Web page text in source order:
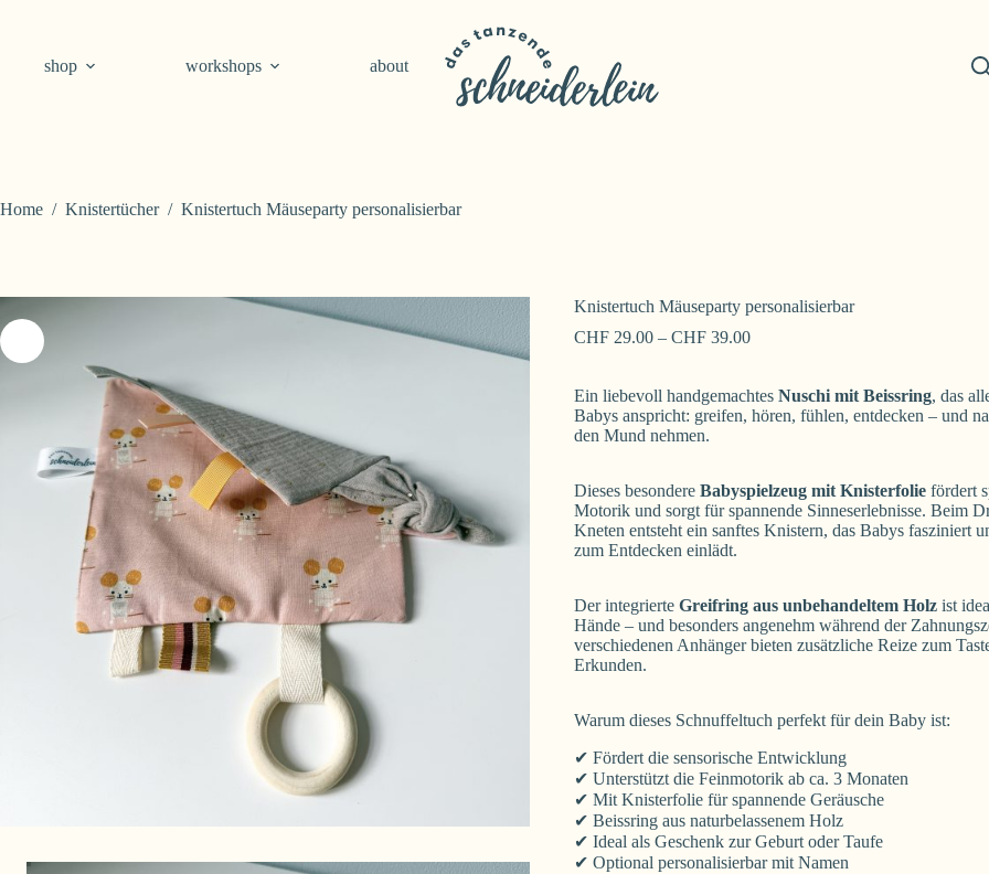
shop workshops about
Home / Knistertücher / Knistertuch Mäuseparty personalisierbar
Knistertuch Mäuseparty personalisierbar
CHF 29.00 – CHF 39.00
Ein liebevoll handgemachtes Nuschi mit Beissring, das
Babys anspricht: greifen, hören, fühlen, entdecken – und
den Mund nehmen.
Dieses besondere Babyspielzeug mit Knisterfolie fördert
Motorik und sorgt für spannende Sinneserlebnisse. Beim
Kneten entsteht ein sanftes Knistern, das Babys fasziniert
zum Entdecken einlädt.
Der integrierte Greifring aus unbehandeltem Holz ist
Hände – und besonders angenehm während der
verschiedenen Anhänger bieten zusätzliche Reize zum
Erkunden.
Warum dieses Schnuffeltuch perfekt für dein Baby ist:
✔ Fördert die sensorische Entwicklung
✔ Unterstützt die Feinmotorik ab ca. 3 Monaten
✔ Mit Knisterfolie für spannende Geräusche
✔ Beissring aus naturbelassenem Holz
✔ Ideal als Geschenk zur Geburt oder Taufe
✔ Optional personalisierbar mit Namen